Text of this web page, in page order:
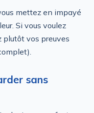
mettez en impayé
Si vous voulez
plutôt vos preuves
sans